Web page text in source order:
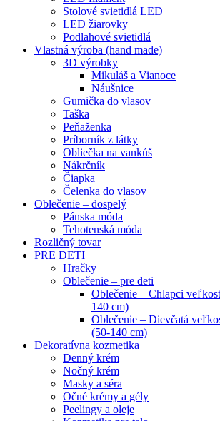
Stolové svietidlá LED
LED žiarovky
Podlahové svietidlá
Vlastná výroba (hand made)
3D výrobky
Mikuláš a Vianoce
Náušnice
Gumička do vlasov
Taška
Peňaženka
Príborník z látky
Obliečka na vankúš
Nákrčník
Čiapka
Čelenka do vlasov
Oblečenie – dospelý
Pánska móda
Tehotenská móda
Rozličný tovar
PRE DETI
Hračky
Oblečenie – pre deti
Oblečenie – Chlapci
140 cm)
Oblečenie – Dievčatá
(50-140 cm)
Dekoratívna kozmetika
Denný krém
Nočný krém
Masky a séra
Očné krémy a gély
Peelingy a oleje